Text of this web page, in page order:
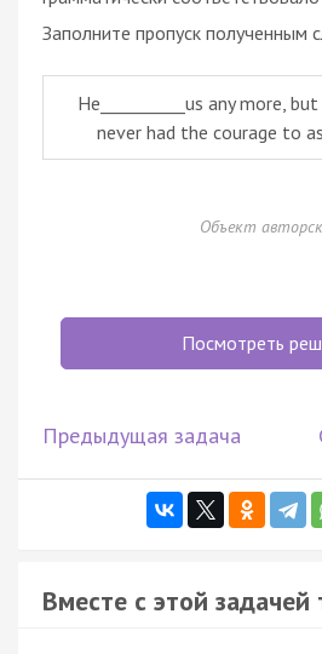
Заполните пропуск полученным
He__________us any more,
never had the courage to
Объект
Посмотреть
Предыдущая задача
Вместе с этой